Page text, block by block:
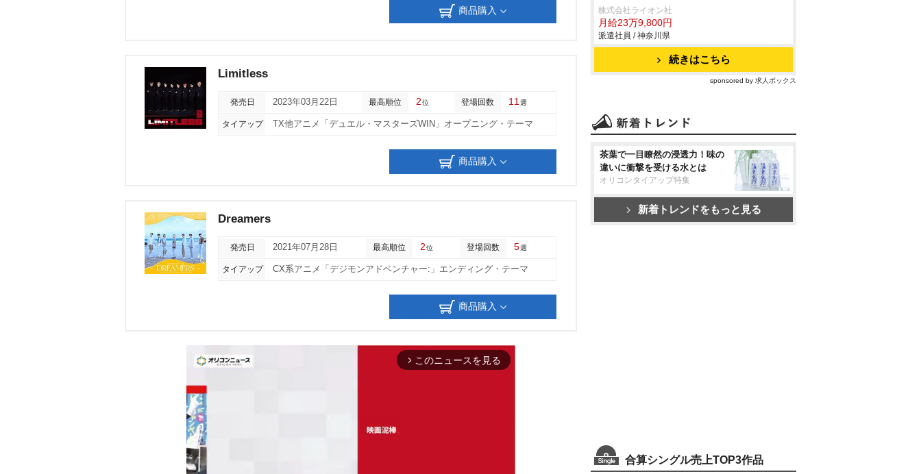
商品購入
Limitless
発売日 2023年03月22日 最高順位 2位 登場回数 11 週
タイアップ TX他アニメ「デュエル・マスターズWIN」オープニング・テーマ
商品購入
Dreamers
発売日 2021年07月28日 最高順位 2位 登場回数 5週
タイアップ CX系アニメ「デジモンアドベンチャー:」エンディング・テーマ
商品購入
arrow_forward_ios このニュースを見る
株式会社ライオン社
月給23万9,800円
派遣社員 / 神奈川県
続きはこちら
sponsored by 求人ボックス
茶葉で一目瞭然の浸透力！味の
違いに衝撃を受ける水とは
オリコンタイアップ特集
新着トレンドをもっと見る
合算シングル売上TOP3作品